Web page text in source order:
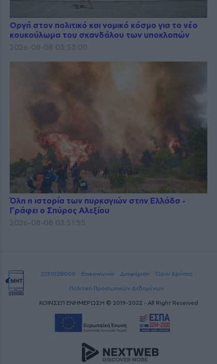
Οργή στον πολιτικό και νομικό κόσμο για το νέο
κουκούλωμα του σκανδάλου των υποκλοπών
2026-08-08 03:53:00
Όλη η ιστορία των πυρκαγιών στην Ελλάδα -
Γράφει ο Σπύρος Αλεξίου
2026-08-08 03:51:55
2251028000 Επικοινωνία Διαφήμιση
Όροι Χρήσης -
Πολιτική Προσωπικών Δεδομένων
ΚΟΙΝΣΕΠ ΕΝΗΜΕΡΩΣΗ © 2019-2022 - All Right Reserved